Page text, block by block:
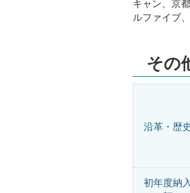
キャン、京
ルファイブ
その
沿革・歴史
初年度納入